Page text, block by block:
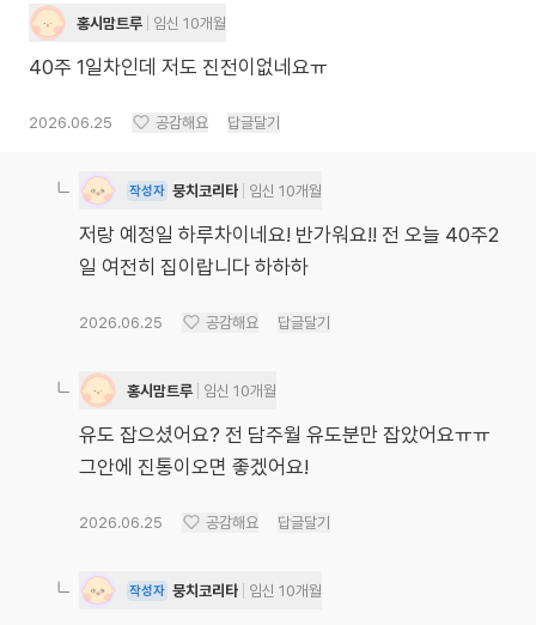
홍시맘트루 임신 10개월
40주 1일차인데 저도 진전이없네요ㅠ
2026.06.25 공감해요 답글달기
작성자 뭉치코리타 임신 10개월
저랑 예정일 하루차이네요! 반가워요!! 전 오늘 40주2
일 여전히 집이랍니다 하하하
2026.06.25 공감해요 답글달기
홍시맘트루 임신 10개월
유도 잡으셨어요? 전 담주월 유도분만 잡았어요ㅠㅠ
그안에 진통이오면 좋겠어요!
2026.06.25 공감해요 답글달기
작성자 뭉치코리타 임신 10개월